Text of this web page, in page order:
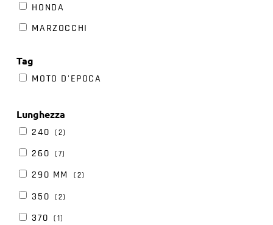
HONDA
MARZOCCHI
MV AGUSTA
PAIOLI
SACHS
SHOWA
WP
Tag
MOTO D'EPOCA
Lunghezza
240
(2)
260 (7)
290 MM (2)
350 (2)
370 (1)